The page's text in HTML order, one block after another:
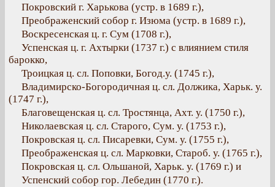
Покровский г. Харькова (устр. в 1689 г.),
Преображенский собор г. Изюма (устр. в 1689 г.),
Воскресенская ц. г. Сум (1708 г.),
Успенская ц. г. Ахтырки (1737 г.) с влиянием стиля
барокко,
Троицкая ц. сл. Поповки, Богод.у. (1745 г.),
Владимирско-Богородичная ц. сл. Должика, Харьк. у.
(1747 г.),
Благовещенская ц. сл. Тростянца, Ахт. у. (1750 г.),
Николаевская ц. сл. Старого, Сум. у. (1753 г.),
Покровская ц. сл. Писаревки, Сум. у. (1755 г.),
Преображенская ц. сл. Марковки, Староб. у. (1765 г.),
Покровская ц. сл. Ольшаной, Харьк. у. (1769 г.) и
Успенский собор гор. Лебедин (1770 г.).